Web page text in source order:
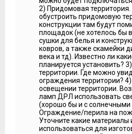
Мария Фёдорова:Паркинг
пятном застройки?
Станислав Баев:Он выходящий
Подземный паркинг рассчитан
площадью от 13 до 22 кв. м.
расположена на северной
подземной, предусмотрена и
стоянка на 26 мест.
2) Придомовая территория.
обустроить придомовую
конструкции там будут
площадок (не хотелось бы
сушки для белья и
ковров, а также скамейки
века и тд). Известно ли
планируется установить?
территории. Где можно
ограждения территории?
освещении территории.
ламп ДРЛ использовать
(хорошо бы и с солнечными
Ограждение/перила на
Уточните какие материалы
использоваться для